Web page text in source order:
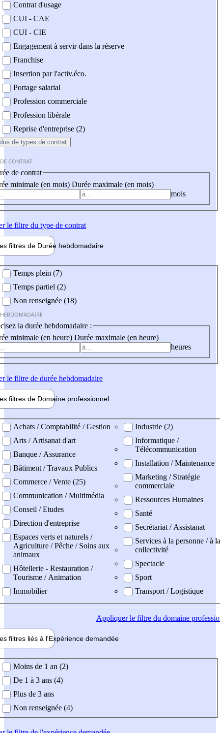
Contrat d'usage
CUI - CAE
CUI - CIE
Engagement à servir dans la réserve
Franchise
Insertion par l'activ.éco.
Portage salarial
Profession commerciale
Profession libérale
Reprise d'entreprise (2)
de types de contrat
CONTRAT
de contrat
minimale (en mois) Durée maximale (en mois)
mois
le filtre du type de contrat
filtres de Durée hebdomadaire
Temps plein (7)
Temps partiel (2)
Non renseignée (18)
la durée hebdomadaire :
minimale (en heure) Durée maximale (en heure)
heures
le filtre de durée hebdomadaire
filtres de Domaine professionnel
professionel
Achats / Comptabilité / Gestion
Arts / Artisanat d'art
Banque / Assurance
Bâtiment / Travaux Publics
Commerce / Vente (25)
Communication / Multimédia
Conseil / Etudes
Direction d'entreprise
Espaces verts et naturels /
Agriculture / Pêche / Soins aux
animaux
Hôtellerie - Restauration /
Tourisme / Animation
Immobilier
Industrie (2)
Informatique /
Télécommunication
Installation / Maintenance
Marketing / Stratégie
commerciale
Ressources Humaines
Santé
Secrétariat / Assistanat
Services à la personne / à la
collectivité
Spectacle
Sport
Transport / Logistique
Appliquerle filtre du domaine
filtres liés à l'Expérience demandée
demandée
Moins de 1 an (2)
De 1 à 3 ans (4)
Plus de 3 ans
Non renseignée (4)